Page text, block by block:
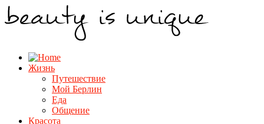
Жизнь
Путешествие
Мой Берлин
Еда
Общение
Красота